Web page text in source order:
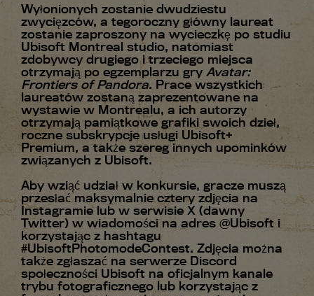
Wyłonionych zostanie dwudziestu
zwycięzców, a tegoroczny główny laureat
zostanie zaproszony na wycieczkę po studiu
Ubisoft Montreal studio, natomiast
zdobywcy drugiego i trzeciego miejsca
otrzymają po egzemplarzu gry Avatar:
Frontiers of Pandora. Prace wszystkich
laureatów zostaną zaprezentowane na
wystawie w Montrealu, a ich autorzy
otrzymają pamiątkowe grafiki swoich dzieł,
roczne subskrypcje usługi Ubisoft+
Premium, a także szereg innych upominków
związanych z Ubisoft.
Aby wziąć udział w konkursie, gracze muszą
przesłać maksymalnie cztery zdjęcia na
Instagramie lub w serwisie X (dawny
Twitter) w wiadomości na adres @Ubisoft i
korzystając z hashtagu
#UbisoftPhotomodeContest. Zdjęcia można
także zgłaszać na serwerze Discord
społeczności Ubisoft na oficjalnym kanale
trybu fotograficznego lub korzystając z